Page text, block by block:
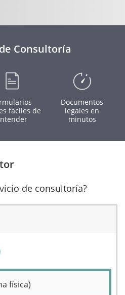
Consultoría
fáciles de
Documentos
legales en
minutos
de consultoría?
física)